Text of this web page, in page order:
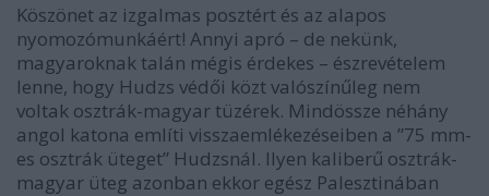
Köszönet az izgalmas posztért és az alapos
nyomozómunkáért! Annyi apró – de nekünk,
magyaroknak talán mégis érdekes – észrevételem
lenne, hogy Hudzs védői közt valószínűleg nem
voltak osztrák-magyar tüzérek. Mindössze néhány
angol katona említi visszaemlékezéseiben a ”75 mm-
es osztrák üteget” Hudzsnál. Ilyen kaliberű osztrák-
magyar üteg azonban ekkor egész Palesztinában